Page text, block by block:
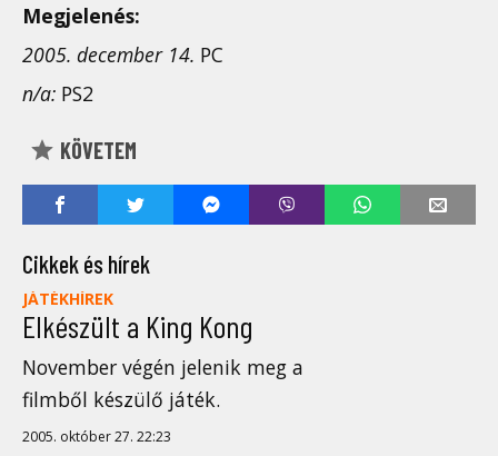
Megjelenés:
2005. december 14. PC
n/a: PS2
KÖVETEM
Cikkek és hírek
JÁTÉKHÍREK
Elkészült a King Kong
November végén jelenik meg a
filmből készülő játék.
2005. október 27. 22:23